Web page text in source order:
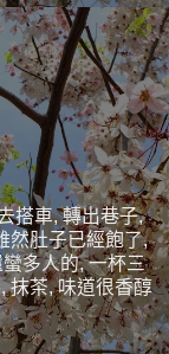
搭車, 轉出巷子,
然肚子已經飽了,
多人的, 一杯三
抹茶, 味道很香醇